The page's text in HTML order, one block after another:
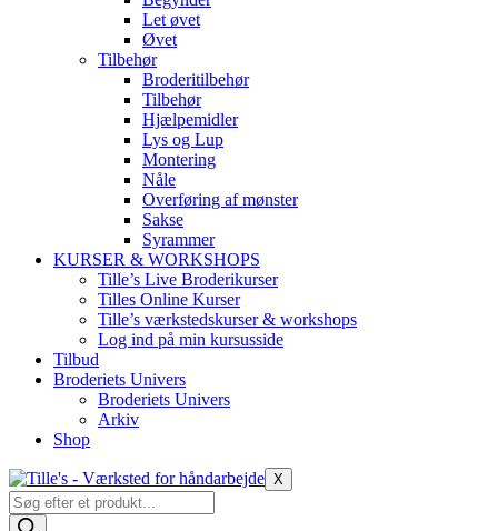
Let øvet
Øvet
Tilbehør
Broderitilbehør
Tilbehør
Hjælpemidler
Lys og Lup
Montering
Nåle
Overføring af mønster
Sakse
Syrammer
KURSER & WORKSHOPS
Tille’s Live Broderikurser
Tilles Online Kurser
Tille’s værkstedskurser & workshops
Log ind på min kursusside
Tilbud
Broderiets Univers
Broderiets Univers
Arkiv
Shop
X
Products
search